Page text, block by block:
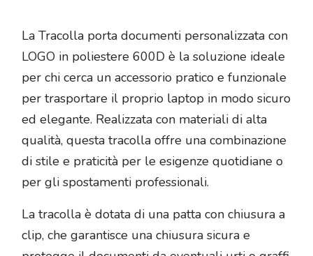
La Tracolla porta documenti personalizzata con
LOGO in poliestere 600D è la soluzione ideale
per chi cerca un accessorio pratico e funzionale
per trasportare il proprio laptop in modo sicuro
ed elegante. Realizzata con materiali di alta
qualità, questa tracolla offre una combinazione
di stile e praticità per le esigenze quotidiane o
per gli spostamenti professionali.
La tracolla è dotata di una patta con chiusura a
clip, che garantisce una chiusura sicura e